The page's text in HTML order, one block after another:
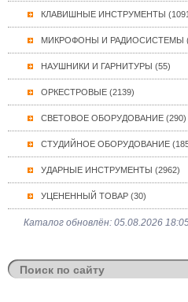
КЛАВИШНЫЕ ИНСТРУМЕНТЫ
МИКРОФОНЫ И РАДИОСИСТЕМЫ
НАУШНИКИ И ГАРНИТУРЫ (55)
ОРКЕСТРОВЫЕ (2139)
СВЕТОВОЕ ОБОРУДОВАНИЕ (290)
СТУДИЙНОЕ ОБОРУДОВАНИЕ
УДАРНЫЕ ИНСТРУМЕНТЫ (2962)
УЦЕНЕННЫЙ ТОВАР (30)
Каталог обновлён: 05.08.2026